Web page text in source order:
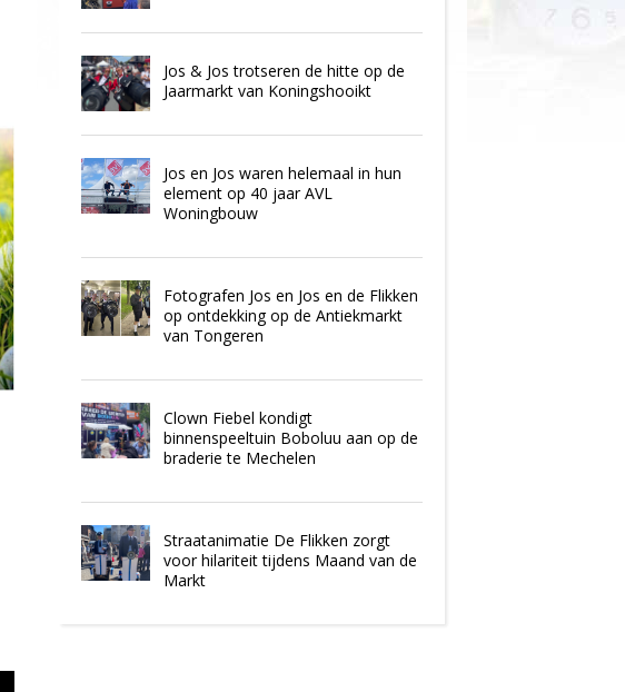
Jos & Jos trotseren de hitte op de
Jaarmarkt van Koningshooikt
Jos en Jos waren helemaal in hun
element op 40 jaar AVL
Woningbouw
Fotografen Jos en Jos en de Flikken
op ontdekking op de Antiekmarkt
van Tongeren
Clown Fiebel kondigt
binnenspeeltuin Boboluu aan op de
braderie te Mechelen
Straatanimatie De Flikken zorgt
voor hilariteit tijdens Maand van de
Markt